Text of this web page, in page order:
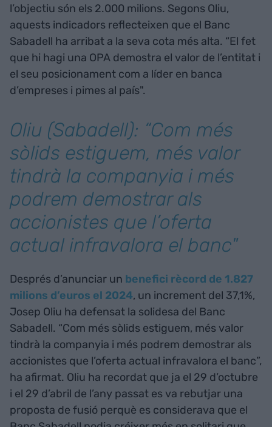
l’objectiu són els 2.000 milions. Segons Oliu,
aquests indicadors reflecteixen que el Banc
Sabadell ha arribat a la seva cota més alta. “El fet
que hi hagi una OPA demostra el valor de l’entitat i
el seu posicionament com a líder en banca
d’empreses i pimes al país".
Oliu (Sabadell): “Com més
sòlids estiguem, més valor
tindrà la companyia i més
podrem demostrar als
accionistes que l’oferta
actual infravalora el banc"
Després d’anunciar un benefici rècord de 1.827
milions d’euros el 2024, un increment del 37,1%,
Josep Oliu ha defensat la solidesa del Banc
Sabadell. “Com més sòlids estiguem, més valor
tindrà la companyia i més podrem demostrar als
accionistes que l’oferta actual infravalora el banc”,
ha afirmat. Oliu ha recordat que ja el 29 d’octubre
i el 29 d’abril de l’any passat es va rebutjar una
proposta de fusió perquè es considerava que el